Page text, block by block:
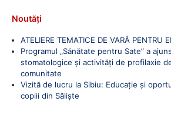
Noutăți
ATELIERE TEMATICE DE VARĂ PENTRU
Programul „Sănătate pentru Sate” a
stomatologice și activități de profilaxie
comunitate
Vizită de lucru la Sibiu: Educație și
copiii din Săliște